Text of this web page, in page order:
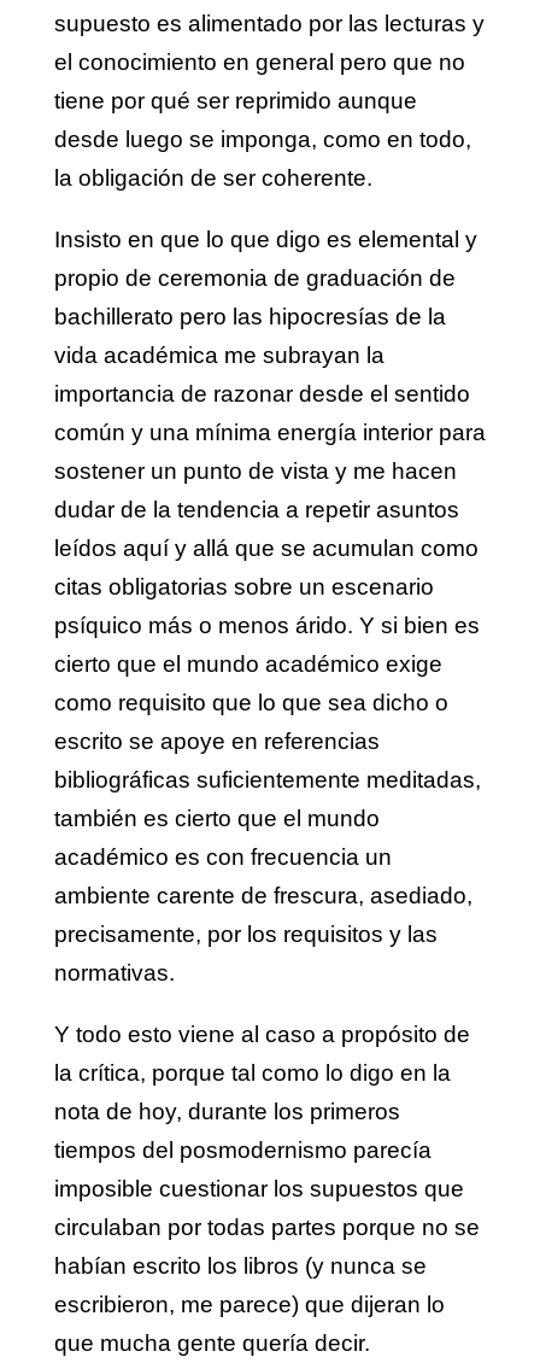
supuesto es alimentado por las lecturas y
el conocimiento en general pero que no
tiene por qué ser reprimido aunque
desde luego se imponga, como en todo,
la obligación de ser coherente.
Insisto en que lo que digo es elemental y
propio de ceremonia de graduación de
bachillerato pero las hipocresías de la
vida académica me subrayan la
importancia de razonar desde el sentido
común y una mínima energía interior para
sostener un punto de vista y me hacen
dudar de la tendencia a repetir asuntos
leídos aquí y allá que se acumulan como
citas obligatorias sobre un escenario
psíquico más o menos árido. Y si bien es
cierto que el mundo académico exige
como requisito que lo que sea dicho o
escrito se apoye en referencias
bibliográficas suficientemente meditadas,
también es cierto que el mundo
académico es con frecuencia un
ambiente carente de frescura, asediado,
precisamente, por los requisitos y las
normativas.
Y todo esto viene al caso a propósito de
la crítica, porque tal como lo digo en la
nota de hoy, durante los primeros
tiempos del posmodernismo parecía
imposible cuestionar los supuestos que
circulaban por todas partes porque no se
habían escrito los libros (y nunca se
escribieron, me parece) que dijeran lo
que mucha gente quería decir.